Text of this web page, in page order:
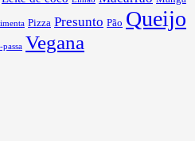
Pizza Presunto Pão Queijo
passa Vegana